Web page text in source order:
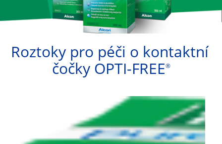
Roztoky pro péči o kontaktní
čočky OPTI-FREE®